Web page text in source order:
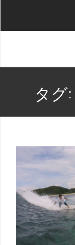
タグ: